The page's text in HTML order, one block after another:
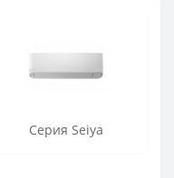
Серия Seiya